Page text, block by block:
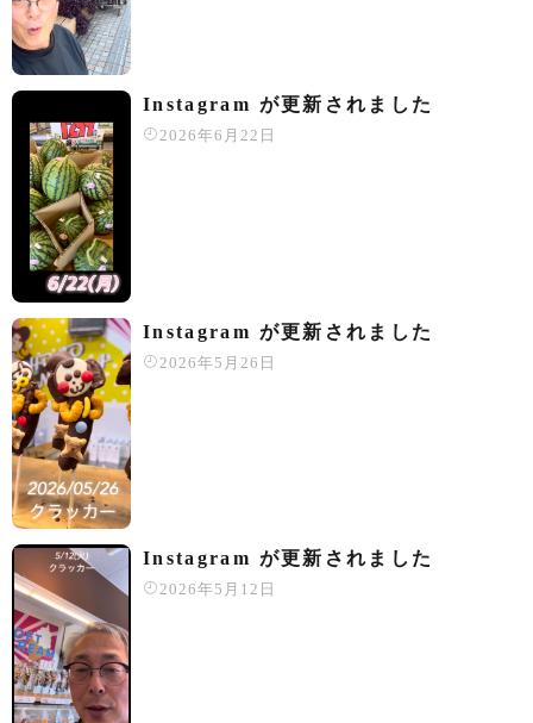
Instagram が更新されました
2026年6月22日
Instagram が更新されました
2026年5月26日
Instagram が更新されました
2026年5月12日